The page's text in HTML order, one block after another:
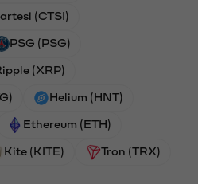
(CTSI)
PSG (PSG)
(XRP)
Helium (HNT)
Ethereum (ETH)
Kite (KITE) Tron (TRX)